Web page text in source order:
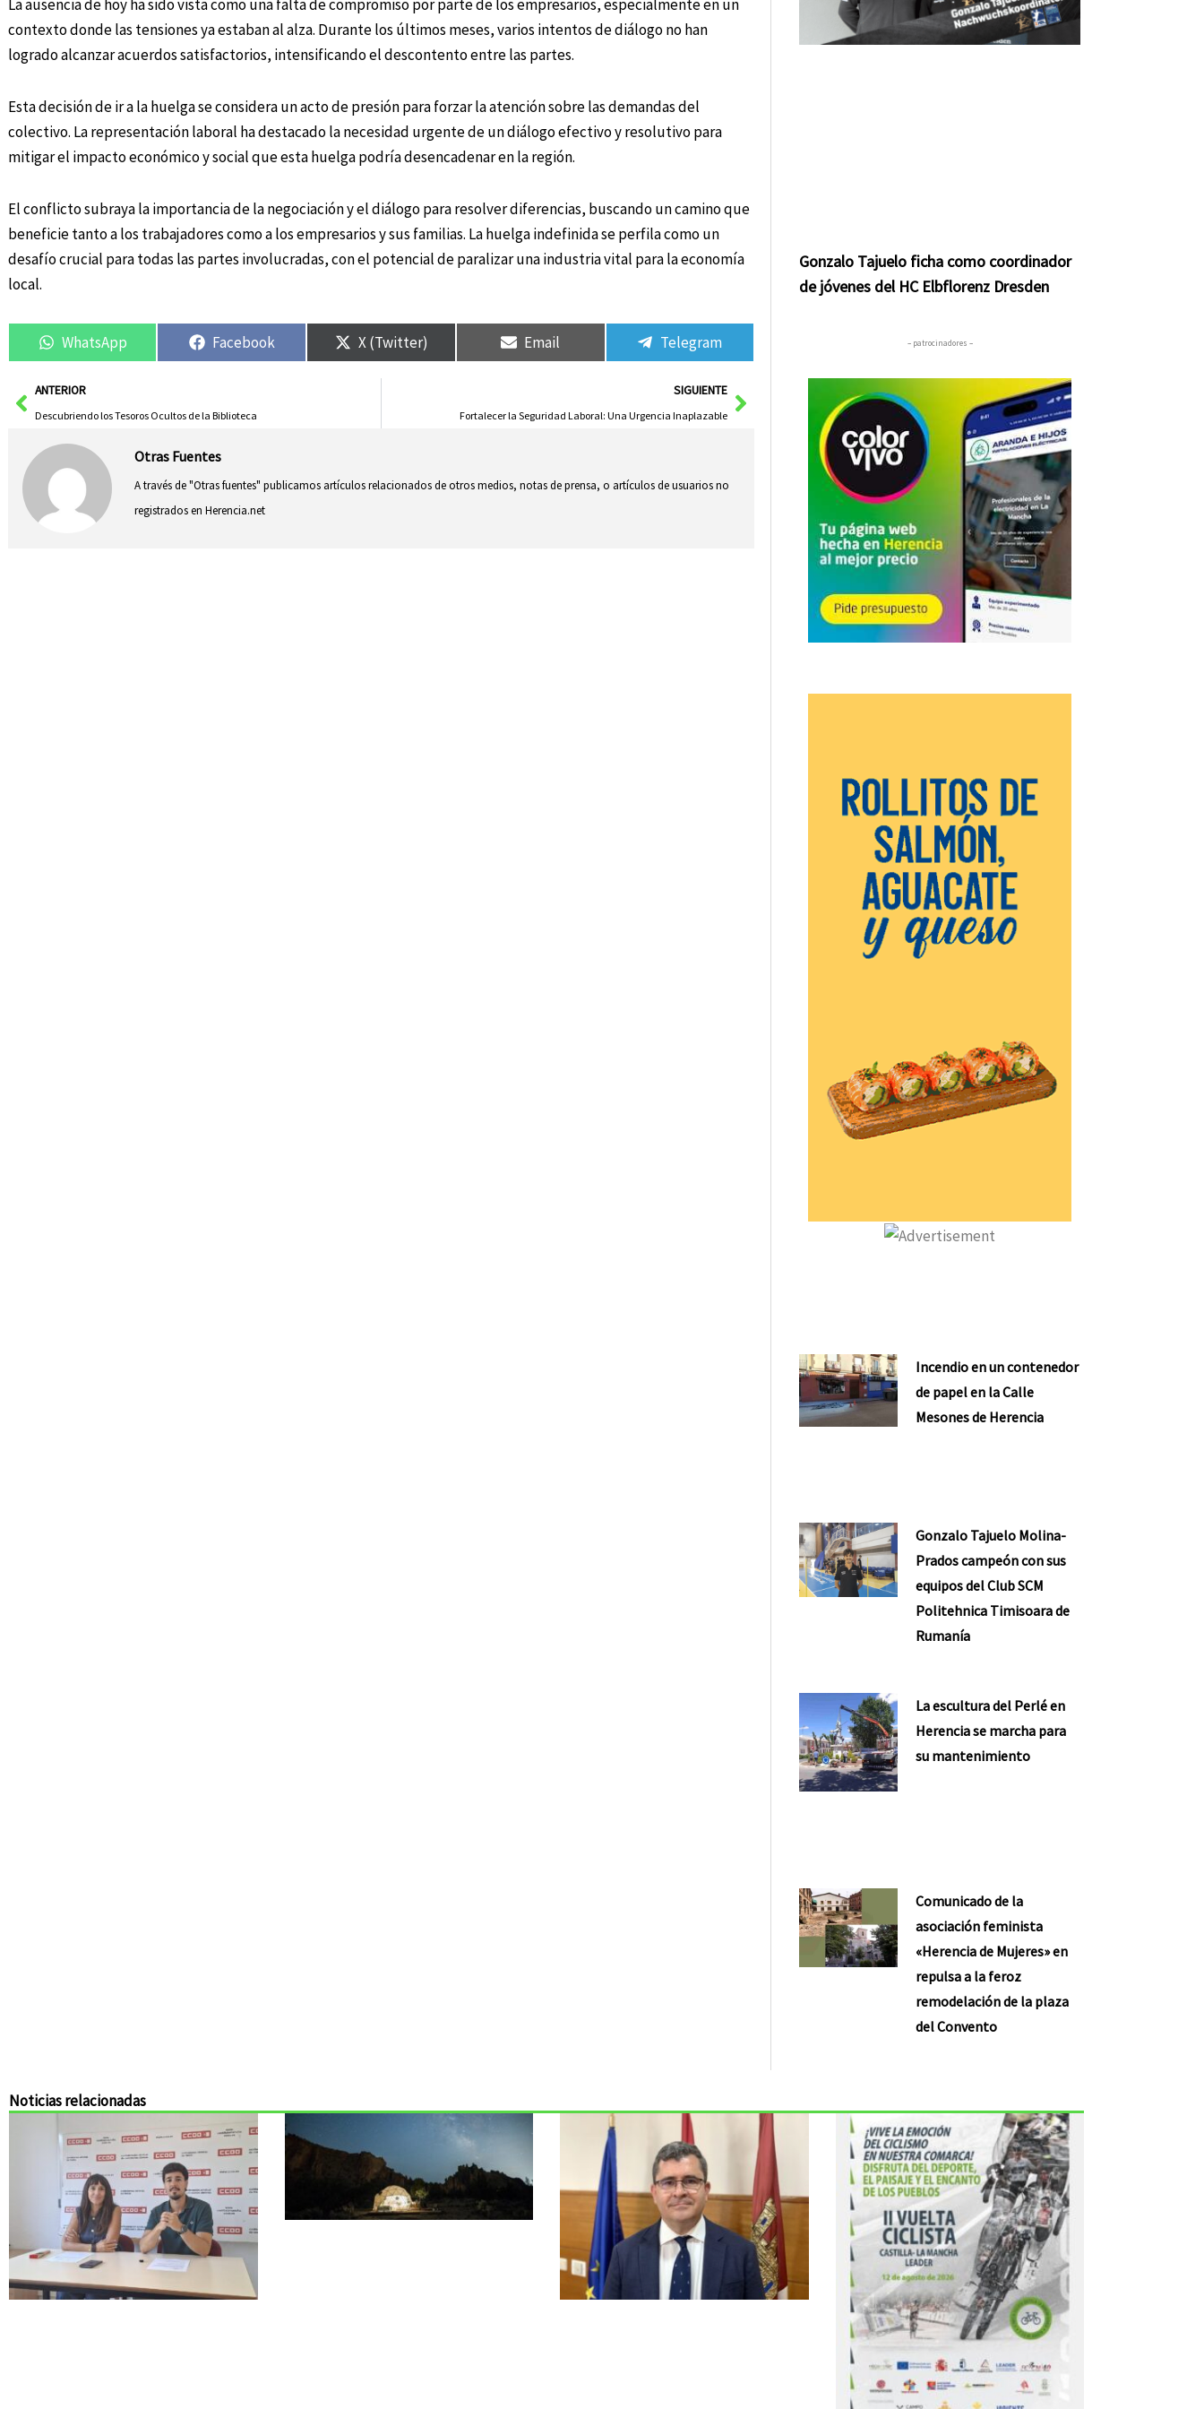
La ausencia de hoy ha sido vista como una falta de compromiso por parte de los empresarios, especialmente en un
contexto donde las tensiones ya estaban al alza. Durante los últimos meses, varios intentos de diálogo no han
logrado alcanzar acuerdos satisfactorios, intensificando el descontento entre las partes.
Esta decisión de ir a la huelga se considera un acto de presión para forzar la atención sobre las demandas del
colectivo. La representación laboral ha destacado la necesidad urgente de un diálogo efectivo y resolutivo para
mitigar el impacto económico y social que esta huelga podría desencadenar en la región.
El conflicto subraya la importancia de la negociación y el diálogo para resolver diferencias, buscando un camino que
beneficie tanto a los trabajadores como a los empresarios y sus familias. La huelga indefinida se perfila como un
desafío crucial para todas las partes involucradas, con el potencial de paralizar una industria vital para la economía
local.
WhatsApp Facebook X (Twitter) Email Telegram
AntANTERIOR
Descubriendo los Tesoros Ocultos de la Biblioteca
SIGUIENTE
Fortalecer la Seguridad Laboral: Una Urgencia Inaplazable
Siguiente
Otras Fuentes
A través de "Otras fuentes" publicamos artículos relacionados de otros medios, notas de prensa, o artículos de usuarios no
registrados en Herencia.net
Gonzalo Tajuelo ficha como coordinador
de jóvenes del HC Elbflorenz Dresden
– patrocinadores –
Incendio en un contenedor
de papel en la Calle
Mesones de Herencia
Gonzalo Tajuelo Molina-
Prados campeón con sus
equipos del Club SCM
Politehnica Timisoara de
Rumanía
La escultura del Perlé en
Herencia se marcha para
su mantenimiento
Comunicado de la
asociación feminista
«Herencia de Mujeres» en
repulsa a la feroz
remodelación de la plaza
del Convento
Noticias relacionadas